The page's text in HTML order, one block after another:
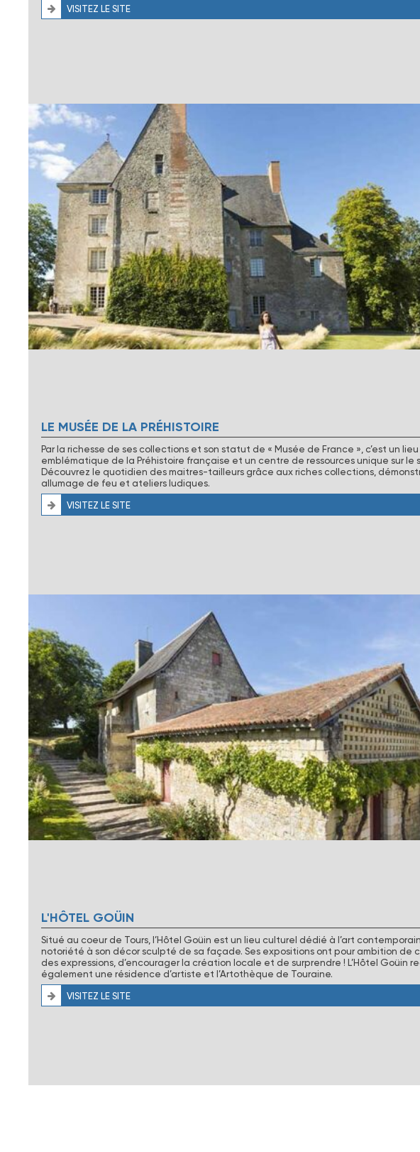
VISITEZ LE SITE
LE MUSÉE DE LA PRÉHISTOIRE
Par la richesse de ses collections et son statut de « Musée de France », c’est un lieu
emblématique de la Préhistoire française et un centre de ressources unique sur le
Découvrez le quotidien des maitres-tailleurs grâce aux riches collections,
allumage de feu et ateliers ludiques.
VISITEZ LE SITE
L'HÔTEL GOÜIN
Situé au coeur de Tours, l’Hôtel Goüin est un lieu culturel dédié à l’art
notoriété à son décor sculpté de sa façade. Ses expositions ont pour ambition de
des expressions, d’encourager la création locale et de surprendre ! L’Hôtel Goüin
également une résidence d’artiste et l’Artothèque de Touraine.
VISITEZ LE SITE